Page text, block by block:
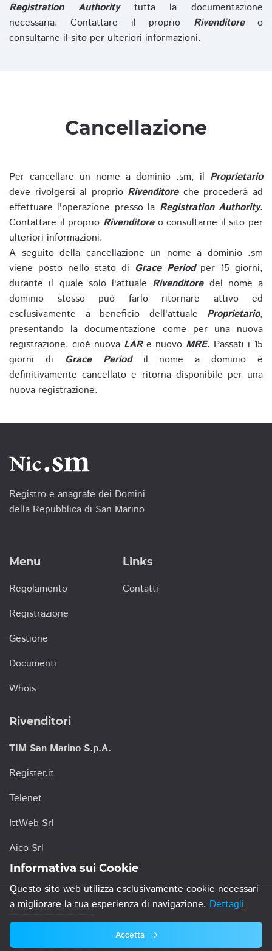
Registration Authoritytutta la documentazione
necessaria. Contattare il proprio Rivenditoreo
consultarne il sito per ulteriori informazioni.
Cancellazione
Per cancellare un nome a dominio .sm, il Proprietario
deve rivolgersi al proprio Rivenditoreche procederà ad
effettuare l'operazione presso la Registration Authority.
Contattare il proprio Rivenditoreo consultarne il sito per
ulteriori informazioni.
A seguito della cancellazione un nome a dominio .sm
viene posto nello stato di Grace Periodper 15 giorni,
durante il quale solo l'attuale Rivenditoredel nome a
dominio stesso può farlo ritornare attivo ed
esclusivamente a beneficio dell'attuale Proprietario,
presentando la documentazione come per una nuova
registrazione, cioè nuova LARe nuovo MRE. Passati i 15
giorni di Grace Periodil nome a dominio è
definitivamente cancellato e ritorna disponibile per una
nuova registrazione.
Registro e anagrafe dei Domini
della Repubblica di San Marino
Menu
Regolamento
Registrazione
Gestione
Documenti
Whois
Links
Contatti
Rivenditori
TIM San Marino S.p.A.
Register.it
Telenet
IttWeb Srl
Aico Srl
Informativa sui Cookie
© 2021 TIM San Marino S.p.A.
Informativa sui Cookie
Questo sito web utilizza esclusivamente cookie necessari
a migliorare la tua esperienza di navigazione. Dettagli
Accetta